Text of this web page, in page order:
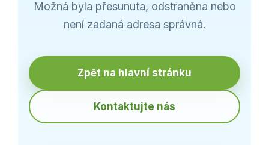
Možná byla přesunuta, odstraněna nebo
není zadaná adresa správná.
Zpět na hlavní stránku
Kontaktujte nás